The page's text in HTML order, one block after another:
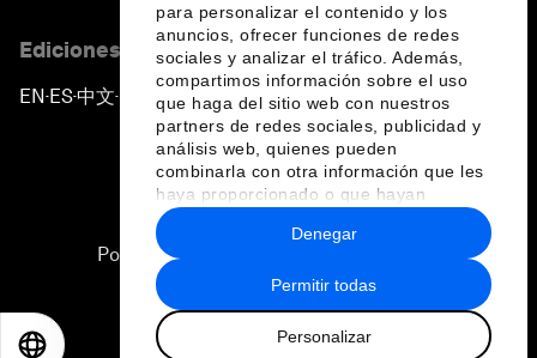
para personalizar el contenido y los
anuncios, ofrecer funciones de redes
sociales y analizar el tráfico. Además,
compartimos información sobre el uso
que haga del sitio web con nuestros
partners de redes sociales, publicidad y
análisis web, quienes pueden
combinarla con otra información que les
haya proporcionado o que hayan
recopilado a partir del uso que haya
hecho de sus servicios.
Permitir todas
Personalizar
Denegar
Ediciones en otros idiomas
EN ▪ES▪中文▪ 日本語
Política de privacidad y normas de uso
Sitemap
2026 Foro Económico Mundial